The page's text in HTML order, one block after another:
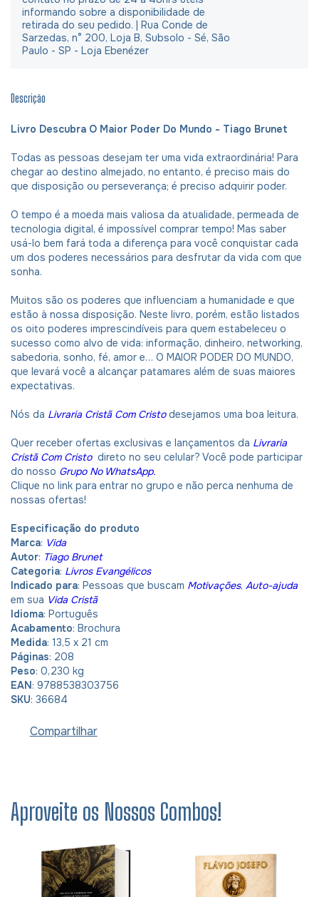
informando sobre a disponibilidade de
retirada do seu pedido. | Rua Conde de
Sarzedas, n° 200, Loja B, Subsolo - Sé, São
Paulo - SP - Loja Ebenézer
Descrição
Livro Descubra O Maior Poder Do Mundo - Tiago Brunet
Todas as pessoas desejam ter uma vida extraordinária! Para
chegar ao destino almejado, no entanto, é preciso mais do
que disposição ou perseverança; é preciso adquirir poder.
O tempo é a moeda mais valiosa da atualidade, permeada de
tecnologia digital, é impossível comprar tempo! Mas saber
usá-lo bem fará toda a diferença para você conquistar cada
um dos poderes necessários para desfrutar da vida com que
sonha.
Muitos são os poderes que influenciam a humanidade e que
estão à nossa disposição. Neste livro, porém, estão listados
os oito poderes imprescindíveis para quem estabeleceu o
sucesso como alvo de vida: informação, dinheiro, networking,
sabedoria, sonho, fé, amor e… O MAIOR PODER DO MUNDO,
que levará você a alcançar patamares além de suas maiores
expectativas.
Nós da Livraria Cristã Com Cristodesejamos uma boa leitura.
Quer receber ofertas exclusivas e lançamentos da Livraria
Cristã Com Cristo direto no seu celular? Você pode participar
do nosso Grupo No WhatsApp.
Clique no link para entrar no grupo e não perca nenhuma de
nossas ofertas!
Especificação do produto
Marca: Vida
Autor: Tiago Brunet
Categoria: Livros Evangélicos
Indicado para: Pessoas que buscam Motivações, Auto-ajuda
em sua Vida Cristã
Idioma: Português
Acabamento: Brochura
Medida: 13,5 x 21 cm
Páginas: 208
Peso: 0,230 kg
EAN: 9788538303756
SKU: 36684
Compartilhar
Aproveite os Nossos Combos!